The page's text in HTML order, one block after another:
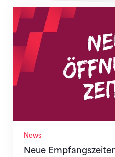
News
Neue
Neue Empfangszeiten